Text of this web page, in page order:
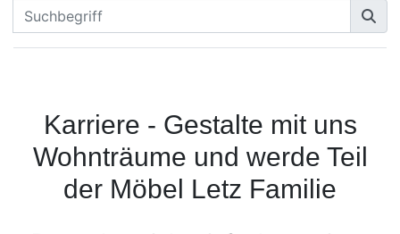
Karriere - Gestalte mit uns
Wohnträume und werde Teil
der Möbel Letz Familie
PREMIUM
SALE